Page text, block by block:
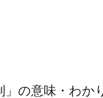
」の意味・わか